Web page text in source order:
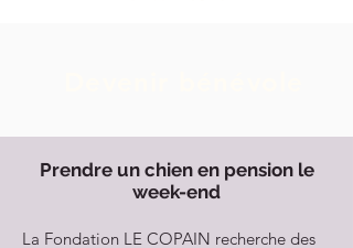
Prendre un chien en pension le
week-end
La Fondation LE COPAIN recherche des